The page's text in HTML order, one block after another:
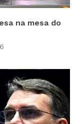
na mesa do